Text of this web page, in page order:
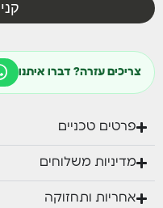
צריכים עזרה? דברו איתנו
פרטים טכניים
מדיניות משלוחים
אחריות ותחזוקה